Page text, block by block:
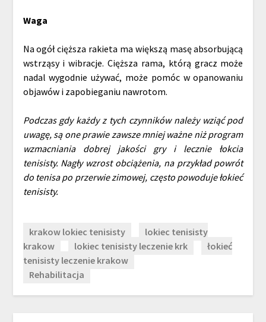
Waga
Na ogół cięższa rakieta ma większą masę absorbującą
wstrząsy i wibracje. Cięższa rama, którą gracz może
nadal wygodnie używać, może pomóc w opanowaniu
objawów i zapobieganiu nawrotom.
Podczas gdy każdy z tych czynników należy wziąć pod
uwagę, są one prawie zawsze mniej ważne niż program
wzmacniania dobrej jakości gry i lecznie łokcia
tenisisty. Nagły wzrost obciążenia, na przykład powrót
do tenisa po przerwie zimowej, często powoduje łokieć
tenisisty.
krakow lokiec tenisisty
lokiec tenisisty
krakow
lokiec tenisisty leczenie krk
łokieć
tenisisty leczenie krakow
Rehabilitacja